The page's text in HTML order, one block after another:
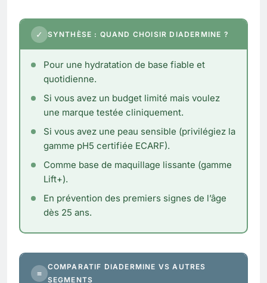
✓ SYNTHÈSE : QUAND CHOISIR DIADERMINE ?
Pour une hydratation de base fiable et
quotidienne.
Si vous avez un budget limité mais voulez
une marque testée cliniquement.
Si vous avez une peau sensible (privilégiez la
gamme pH5 certifiée ECARF).
Comme base de maquillage lissante (gamme
Lift+).
En prévention des premiers signes de l’âge
dès 25 ans.
≡
COMPARATIF DIADERMINE VS AUTRES
SEGMENTS